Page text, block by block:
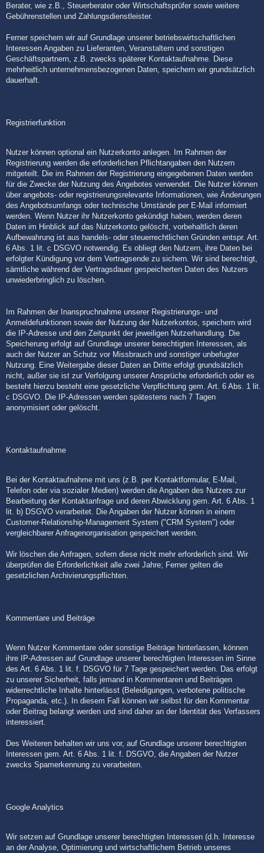
Berater, wie z.B., Steuerberater oder Wirtschaftsprüfer sowie weitere
Gebührenstellen und Zahlungsdienstleister.
Ferner speichern wir auf Grundlage unserer betriebswirtschaftlichen
Interessen Angaben zu Lieferanten, Veranstaltern und sonstigen
Geschäftspartnern, z.B. zwecks späterer Kontaktaufnahme. Diese
mehrheitlich unternehmensbezogenen Daten, speichern wir grundsätzlich
dauerhaft.
Registrierfunktion
Nutzer können optional ein Nutzerkonto anlegen. Im Rahmen der
Registrierung werden die erforderlichen Pflichtangaben den Nutzern
mitgeteilt. Die im Rahmen der Registrierung eingegebenen Daten werden
für die Zwecke der Nutzung des Angebotes verwendet. Die Nutzer können
über angebots- oder registrierungsrelevante Informationen, wie Änderungen
des Angebotsumfangs oder technische Umstände per E-Mail informiert
werden. Wenn Nutzer ihr Nutzerkonto gekündigt haben, werden deren
Daten im Hinblick auf das Nutzerkonto gelöscht, vorbehaltlich deren
Aufbewahrung ist aus handels- oder steuerrechtlichen Gründen entspr. Art.
6 Abs. 1 lit. c DSGVO notwendig. Es obliegt den Nutzern, ihre Daten bei
erfolgter Kündigung vor dem Vertragsende zu sichern. Wir sind berechtigt,
sämtliche während der Vertragsdauer gespeicherten Daten des Nutzers
unwiederbringlich zu löschen.
Im Rahmen der Inanspruchnahme unserer Registrierungs- und
Anmeldefunktionen sowie der Nutzung der Nutzerkontos, speichern wird
die IP-Adresse und den Zeitpunkt der jeweiligen Nutzerhandlung. Die
Speicherung erfolgt auf Grundlage unserer berechtigten Interessen, als
auch der Nutzer an Schutz vor Missbrauch und sonstiger unbefugter
Nutzung. Eine Weitergabe dieser Daten an Dritte erfolgt grundsätzlich
nicht, außer sie ist zur Verfolgung unserer Ansprüche erforderlich oder es
besteht hierzu besteht eine gesetzliche Verpflichtung gem. Art. 6 Abs. 1 lit.
c DSGVO. Die IP-Adressen werden spätestens nach 7 Tagen
anonymisiert oder gelöscht.
Kontaktaufnahme
Bei der Kontaktaufnahme mit uns (z.B. per Kontaktformular, E-Mail,
Telefon oder via sozialer Medien) werden die Angaben des Nutzers zur
Bearbeitung der Kontaktanfrage und deren Abwicklung gem. Art. 6 Abs. 1
lit. b) DSGVO verarbeitet. Die Angaben der Nutzer können in einem
Customer-Relationship-Management System ("CRM System") oder
vergleichbarer Anfragenorganisation gespeichert werden.
Wir löschen die Anfragen, sofern diese nicht mehr erforderlich sind. Wir
überprüfen die Erforderlichkeit alle zwei Jahre; Ferner gelten die
gesetzlichen Archivierungspflichten.
Kommentare und Beiträge
Wenn Nutzer Kommentare oder sonstige Beiträge hinterlassen, können
ihre IP-Adressen auf Grundlage unserer berechtigten Interessen im Sinne
des Art. 6 Abs. 1 lit. f. DSGVO für 7 Tage gespeichert werden. Das erfolgt
zu unserer Sicherheit, falls jemand in Kommentaren und Beiträgen
widerrechtliche Inhalte hinterlässt (Beleidigungen, verbotene politische
Propaganda, etc.). In diesem Fall können wir selbst für den Kommentar
oder Beitrag belangt werden und sind daher an der Identität des Verfassers
interessiert.
Des Weiteren behalten wir uns vor, auf Grundlage unserer berechtigten
Interessen gem. Art. 6 Abs. 1 lit. f. DSGVO, die Angaben der Nutzer
zwecks Spamerkennung zu verarbeiten.
Google Analytics
Wir setzen auf Grundlage unserer berechtigten Interessen (d.h. Interesse
an der Analyse, Optimierung und wirtschaftlichem Betrieb unseres